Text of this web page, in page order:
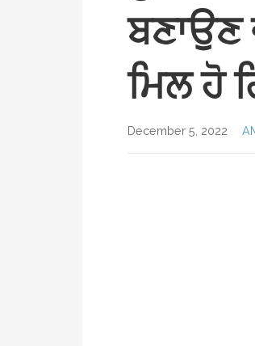
ਬਣਾਉਣ
ਮਿਲ ਹੋ
December 5, 2022